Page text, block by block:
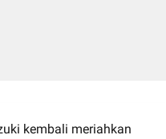
kembali meriahkan